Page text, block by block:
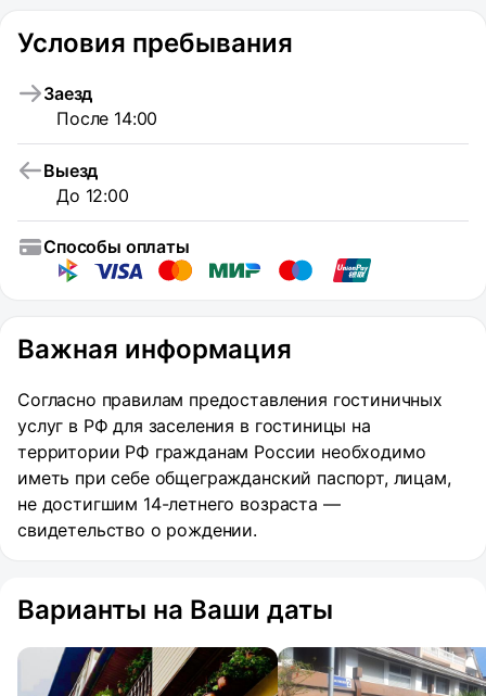
Условия пребывания
Заезд
После 14:00
Выезд
До 12:00
Способы оплаты
Важная информация
Согласно правилам предоставления гостиничных
услуг в РФ для заселения в гостиницы на
территории РФ гражданам России необходимо
иметь при себе общегражданский паспорт, лицам,
не достигшим 14-летнего возраста —
свидетельство о рождении.
Варианты на Ваши даты